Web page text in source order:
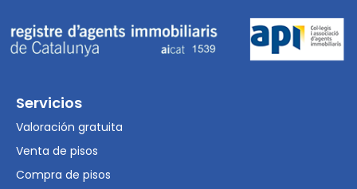
Servicios
Valoración gratuita
Venta de pisos
Compra de pisos